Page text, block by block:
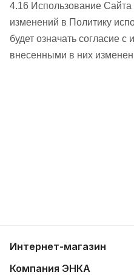
4.16 Использование
изменений в Политику
будет означать согласие
внесенными в них
Интернет-магазин
Компания ЭНКА